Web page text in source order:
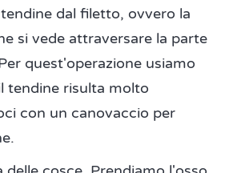
dal filetto, ovvero la
si vede attraversare la parte
quest'operazione usiamo
tendine risulta molto
con un canovaccio per